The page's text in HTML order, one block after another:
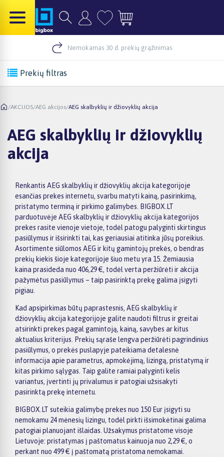
Nemokamas 30 d. prekių grąžinimas
Prekių filtras
/AKCIJOS/AEG akcijos/AEG skalbyklių ir džiovyklių akcija
AEG skalbyklių ir džiovyklių
akcija
Renkantis AEG skalbyklių ir džiovyklių akcija kategorijoje
esančias prekes internetu, svarbu matyti kainą, pasirinkimą,
pristatymo terminą ir pirkimo galimybes. BIGBOX.LT
parduotuvėje AEG skalbyklių ir džiovyklių akcija kategorijos
prekes rasite vienoje vietoje, todėl patogu palyginti skirtingus
pasiūlymus ir išsirinkti tai, kas geriausiai atitinka jūsų poreikius.
Asortimente siūlomos AEG ir kitų gamintojų prekės, o bendras
prekių kiekis šioje kategorijoje šiuo metu yra 15. Žemiausia
kaina prasideda nuo 406,29 €, todėl verta peržiūrėti ir akcija
pažymėtus pasiūlymus – taip pasirinktą prekę galima įsigyti
pigiau.
Kad apsipirkimas būtų paprastesnis, AEG skalbyklių ir
džiovyklių akcija kategorijoje galite naudoti filtrus ir greitai
atsirinkti prekes pagal gamintoją, kainą, savybes ar kitus
aktualius kriterijus. Prekių sąraše lengva peržiūrėti pagrindinius
pasiūlymus, o prekės puslapyje pateikiama detalesnė
informacija apie parametrus, apmokėjimą, lizingą, pristatymą ir
kitas pirkimo sąlygas. Taip galite ramiai palyginti kelis
variantus, įvertinti jų privalumus ir patogiai užsisakyti
pasirinktą prekę internetu.
BIGBOX.LT suteikia galimybę prekes nuo 150 Eur įsigyti su
nemokamu 24 mėnesių lizingu, todėl pirkti išsimokėtinai galima
patogiai planuojant išlaidas. Užsakymus pristatome visoje
Lietuvoje: pristatymas į paštomatus kainuoja nuo 2,29 €, o
perkant nuo 499 € į paštomatą pristatoma nemokamai.